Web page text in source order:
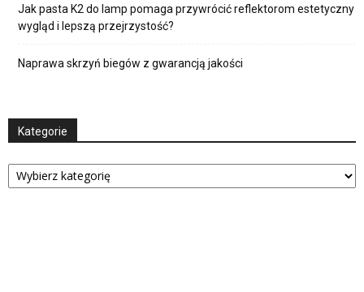
Jak pasta K2 do lamp pomaga przywrócić reflektorom estetyczny
wygląd i lepszą przejrzystość?
Naprawa skrzyń biegów z gwarancją jakości
Kategorie
Kategorie